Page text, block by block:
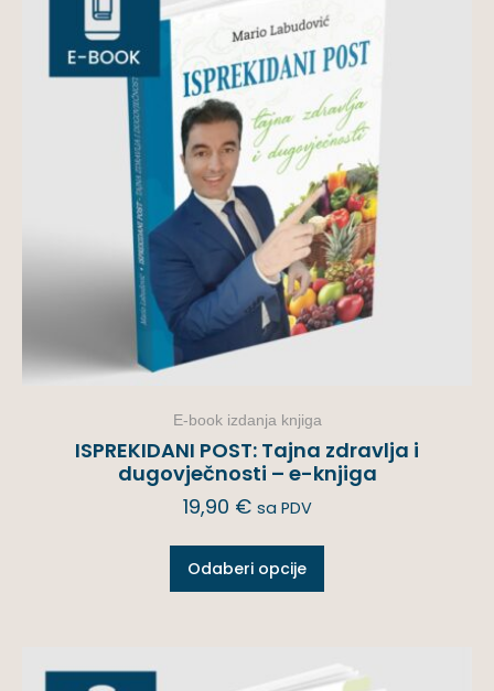
E-book izdanja knjiga
ISPREKIDANI POST: Tajna zdravlja i
dugovječnosti – e-knjiga
19,90 € sa PDV
Odaberi opcije